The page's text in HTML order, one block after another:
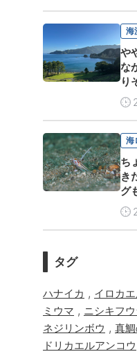
海
や
な
り
海
ち
き
グ
タグ
ハナイカ , イロカ
ミウマ , ニシキフ
ネジリンボウ , 真
ドリカエルアンコウ